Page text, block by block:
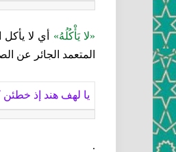
«لا يَأْكُلُهُ» أي لا يأكل
المتعمد الجائر عن
يا لهف هند إذ خطئن
.